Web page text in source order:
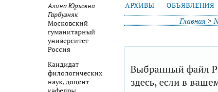
Алина Юрьевна
Гарбузняк
Московский
гуманитарный
университет
Россия
Кандидат
филологических
наук, доцент
АРХИВЫ
ОБЪЯВЛЕНИЯ
Главная >
Выбранный файл
здесь, если в